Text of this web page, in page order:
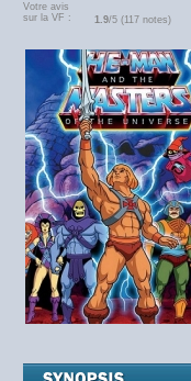
Votre avis
sur la VF :
1.9/5 (117 notes)